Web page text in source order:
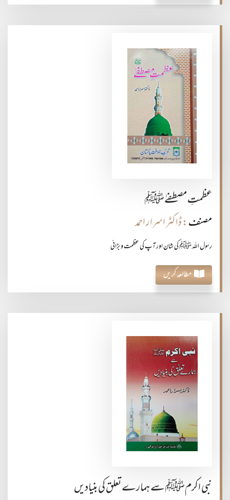
عظمتِ مصطفےٰﷺ
مصنف: ڈاکٹر اسرار احمد
رسول اللہ ﷺ کی شان اور آپ کی عظمت و بڑائی
مطالعہ کریں
نبی اکرمﷺ سے ہمارے تعلق کی بنیادیں